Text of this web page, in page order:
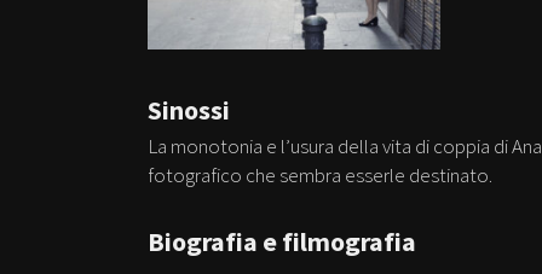
Sinossi
La monotonia e l’usura della vita di coppia di
fotografico che sembra esserle destinato.
Biografia e filmografia